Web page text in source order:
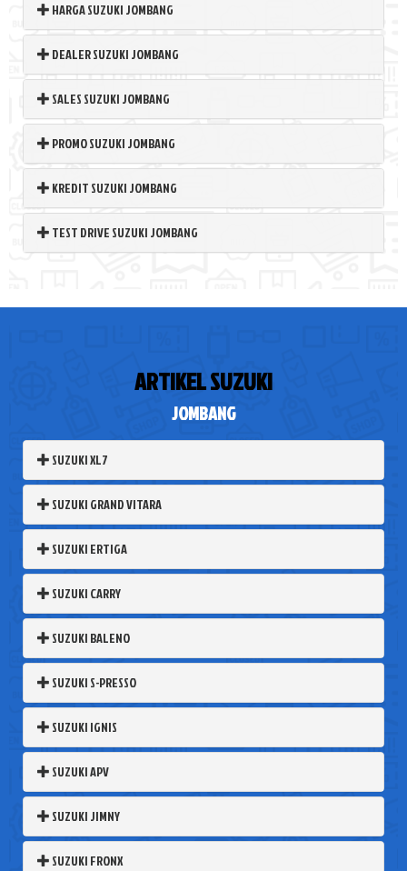
HARGA SUZUKI JOMBANG
DEALER SUZUKI JOMBANG
SALES SUZUKI JOMBANG
PROMO SUZUKI JOMBANG
KREDIT SUZUKI JOMBANG
TEST DRIVE SUZUKI JOMBANG
ARTIKEL SUZUKI
JOMBANG
SUZUKI XL7
SUZUKI GRAND VITARA
SUZUKI ERTIGA
SUZUKI CARRY
SUZUKI BALENO
SUZUKI S-PRESSO
SUZUKI IGNIS
SUZUKI APV
SUZUKI JIMNY
SUZUKI FRONX